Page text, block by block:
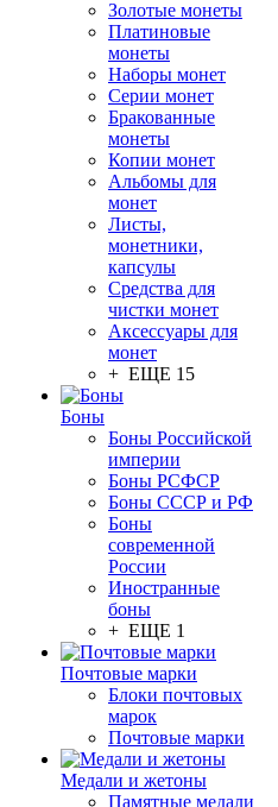
Золотые монеты
Платиновые
монеты
Наборы монет
Серии монет
Бракованные
монеты
Копии монет
Альбомы для
монет
Листы,
монетники,
капсулы
Средства для
чистки монет
Аксессуары для
монет
+ ЕЩЕ 15
Боны
Боны Российской
империи
Боны РСФСР
Боны СССР и РФ
Боны
современной
России
Иностранные
боны
+ ЕЩЕ 1
Почтовые марки
Блоки почтовых
марок
Почтовые марки
Медали и жетоны
Памятные медали